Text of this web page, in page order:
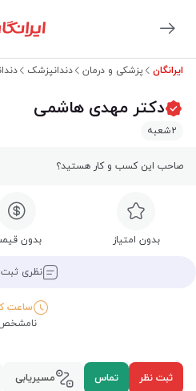
ایرانگان پزشکی و درمان دندانپزشک
دکتر مهدی هاشمی
۲شعبه
صاحب این کسب و کار هستید؟
بدون امتیاز بدون
نظری
ساعت
ثبت نظر تماس مسیریابی